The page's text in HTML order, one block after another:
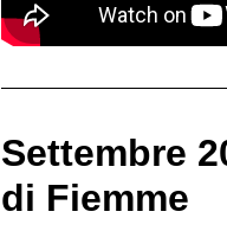
Settembre
di Fiemme